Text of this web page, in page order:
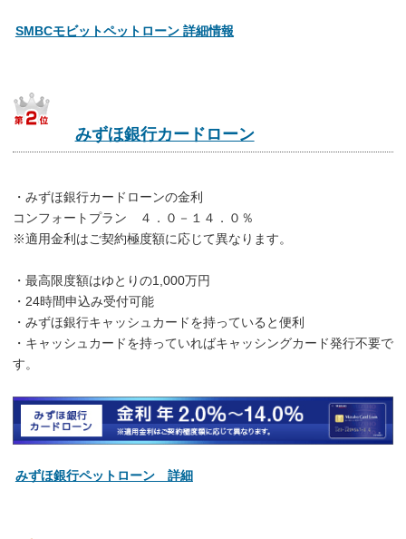
SMBCモビットペットローン 詳細情報
みずほ銀行カードローン
・みずほ銀行カードローンの金利
コンフォートプラン ４．０－１４．０％
※適用金利はご契約極度額に応じて異なります。
・最高限度額はゆとりの1,000万円
・24時間申込み受付可能
・みずほ銀行キャッシュカードを持っていると便利
・キャッシュカードを持っていればキャッシングカード発行不要で
す。
みずほ銀行ペットローン 詳細